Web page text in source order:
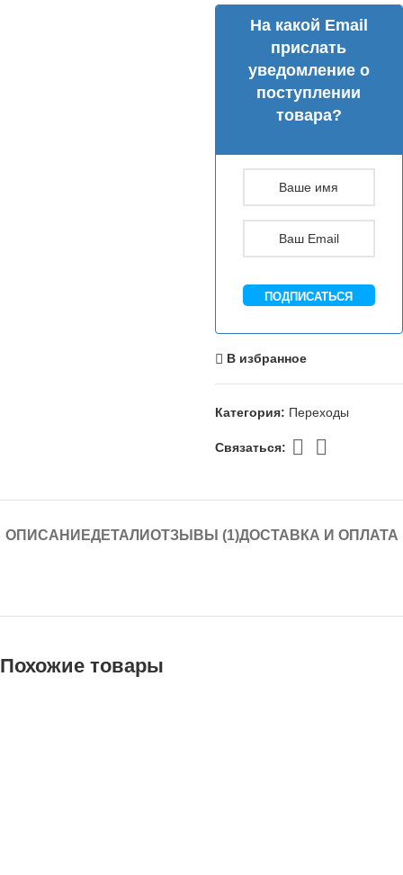
На какой Email
прислать
уведомление о
поступлении
товара?
ПОДПИСАТЬСЯ
В избранное
Категория: Переходы
Связаться:
ОПИСАНИЕДЕТАЛИОТЗЫВЫ (1)ДОСТАВКА И ОПЛАТА
Похожие товары